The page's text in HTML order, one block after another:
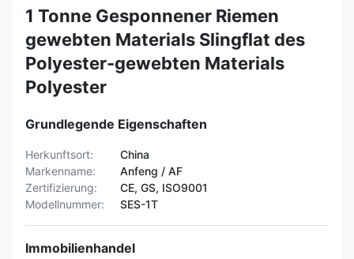
1 Tonne Gesponnener Riemen
gewebten Materials Slingflat des
Polyester-gewebten Materials
Polyester
Grundlegende Eigenschaften
Herkunftsort:
China
Markenname:
Anfeng / AF
Zertifizierung:
CE, GS, ISO9001
Modellnummer:
SES-1T
Immobilienhandel